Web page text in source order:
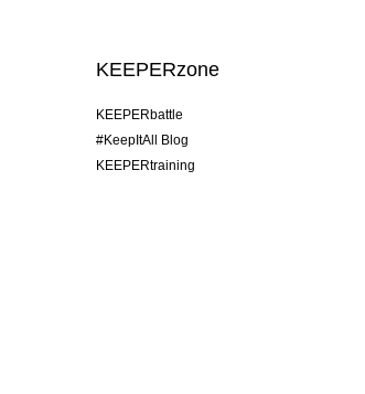
KEEPERzone
KEEPERbattle
#KeepItAll Blog
KEEPERtraining